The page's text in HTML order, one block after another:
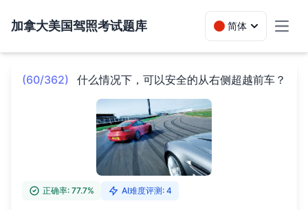
加拿大美国驾照考试题库 简体
(60/362) 什么情况下，可以安全的从右侧超越前车？
正确率: 77.7% AI难度评测: 4